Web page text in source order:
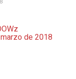
de 2018